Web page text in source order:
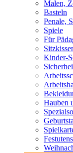
Malen,
Basteln
Penale,
Spiele
Für
Kinder-
Hauben